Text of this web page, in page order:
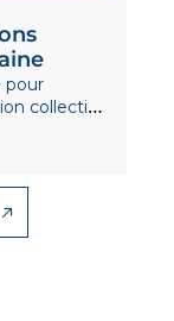
pour
collective